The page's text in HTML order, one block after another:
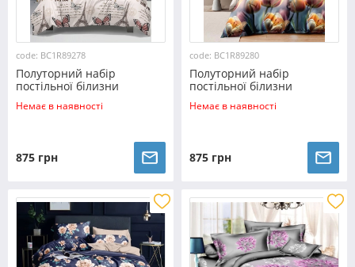
code: BC1R89278
Полуторний набір
постільної білизни
150*220 із Ранфорсу
№89278 Черешенка™
Немає в наявності
875 грн
code: BC1R89280
Полуторний набір
постільної білизни
150*220 із Ранфорсу
№89280 Черешенка™
Немає в наявності
875 грн